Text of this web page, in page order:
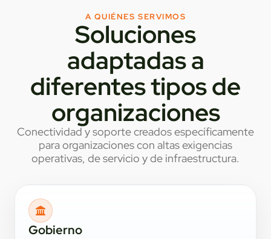
A QUIÉNES SERVIMOS
Soluciones
adaptadas a
diferentes tipos de
organizaciones
Conectividad y soporte creados específicamente
para organizaciones con altas exigencias
operativas, de servicio y de infraestructura.
Gobierno